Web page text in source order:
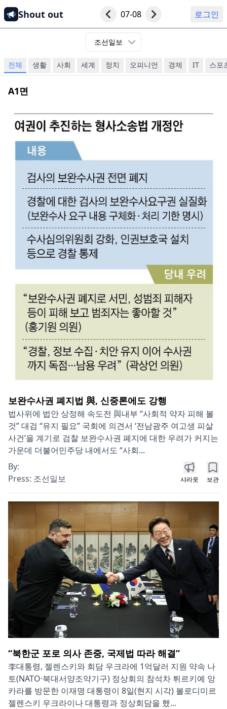
Shout out 07-08 로그인
조선일보
전체 생활 사회 세계 정치 오피니언 경제 IT 스포
A1면
보완수사권 폐지법 與, 신중론에도 강행
법사위에 법안 상정해 속도전 與내부 “사회적 약자 피해 볼
것” 대검 “유지 필요” 국회에 의견서 ‘전남광주 여고생 피살
사건’을 계기로 검찰 보완수사권 폐지에 대한 우려가 커지는
가운데 더불어민주당 내에서도 “사회...
By:
Press: 조선일보 샤라웃 보관
“북한군 포로 의사 존중, 국제법 따라 해결”
李대통령, 젤렌스키와 회담 우크라에 1억달러 지원 약속 나
토(NATO·북대서양조약기구) 정상회의 참석차 튀르키예 앙
카라를 방문한 이재명 대통령이 8일(현지 시각) 볼로디미르
젤렌스키 우크라이나 대통령과 정상회담을 했...